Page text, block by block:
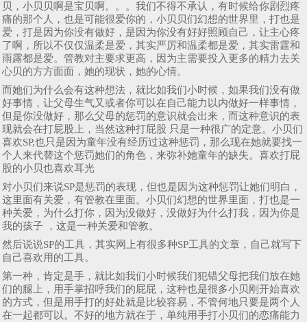
贝，小贝贝啊是宝贝啊。。。我们不得不承认，有时候给你剧烈疼
痛的那个人，也是可能很爱你的，小贝贝们幻想的世界里，打也是
爱，打是因为你没有做好，是因为你没有好好照顾自己，让主心疼
了啊，所以不仅仅温柔是爱，其实严厉和温柔都是爱，其实雷霆和
雨露都是爱。管教对主要求更高，因为主需要投入更多的精力去关
心贝的方方面面，她的现状，她的心情。
而她们为什么会有这种想法，就比如我们小时候，如果我们没有做
好事情，让父母生气又或者你可以在自己能力以内做好一样事情，
但是你没做好，那么父母的惩罚的意识就会出来，而这种意识的表
现就会在打屁股上，当然这种打屁股 只是一种很广的定意。小贝们
喜欢SP,也只是因为童年没有经历过这种惩罚，那么现在她就要找一
个人来代替这个惩罚她们的角色，来弥补她童年的缺失。喜欢打屁
股的小贝也喜欢耳光
对小贝们来说SP是惩罚的表现，但也是因为这种惩罚让她们明白，
这里面有关爱，有管教在里面。小贝们幻想的世界里面，打也是一
种关爱，为什么打你，因为没做好，没做好为什么打我，因为你是
我的孩子 ，这是一种关爱和管教。
然后说说SP的工具，其实网上有很多种SP工具的文章，自己就写下
自己喜欢用的工具。
第一种，肯定是手，就比如我们小时候我们犯错父母把我们放在她
们的腿上，用手掌招呼我们的屁屁，这种也是很多小贝刚开始喜欢
的方式，但是用手打的好处就是比较容易，不管何地只要是两个人
在一起都可以。不好的地方就在于，单纯用手打小贝们的恋痛能力